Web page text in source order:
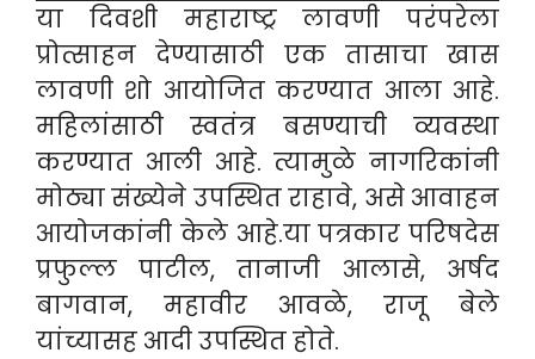
या दिवशी महाराष्ट्र लावणी परंपरेला
प्रोत्साहन देण्यासाठी एक तासाचा खास
लावणी शो आयोजित करण्यात आला आहे.
महिलांसाठी स्वतंत्र बसण्याची व्यवस्था
करण्यात आली आहे. त्यामुळे नागरिकांनी
मोठ्या संख्येने उपस्थित राहावे, असे आवाहन
आयोजकांनी केले आहे.या पत्रकार परिषदेस
प्रफुल्ल पाटील, तानाजी आलासे, अर्षद
बागवान, महावीर आवळे, राजू बेले
यांच्यासह आदी उपस्थित होते.